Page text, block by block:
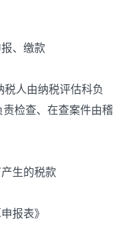
、缴款
人由纳税评估科负
责检查、在查案件由稽
生的税款
报表》